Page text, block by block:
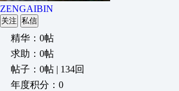
ZENGAIBIN
关注 私信
精华：0帖
求助：0帖
帖子：0帖 | 134回
年度积分：0